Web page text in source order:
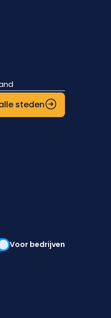
steden
Voor bedrijven